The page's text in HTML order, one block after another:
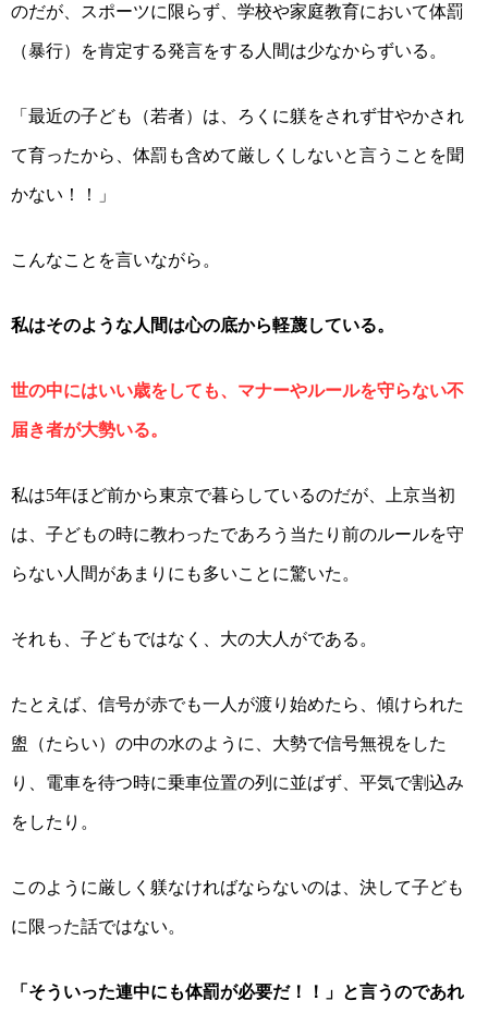
のだが、スポーツに限らず、学校や家庭教育において体罰
（暴行）を肯定する発言をする人間は少なからずいる。
「最近の子ども（若者）は、ろくに躾をされず甘やかされ
て育ったから、体罰も含めて厳しくしないと言うことを聞
かない！！」
こんなことを言いながら。
私はそのような人間は心の底から軽蔑している。
世の中にはいい歳をしても、マナーやルールを守らない不
届き者が大勢いる。
私は5年ほど前から東京で暮らしているのだが、上京当初
は、子どもの時に教わったであろう当たり前のルールを守
らない人間があまりにも多いことに驚いた。
それも、子どもではなく、大の大人がである。
たとえば、信号が赤でも一人が渡り始めたら、傾けられた
盥（たらい）の中の水のように、大勢で信号無視をした
り、電車を待つ時に乗車位置の列に並ばず、平気で割込み
をしたり。
このように厳しく躾なければならないのは、決して子ども
に限った話ではない。
「そういった連中にも体罰が必要だ！！」と言うのであれ